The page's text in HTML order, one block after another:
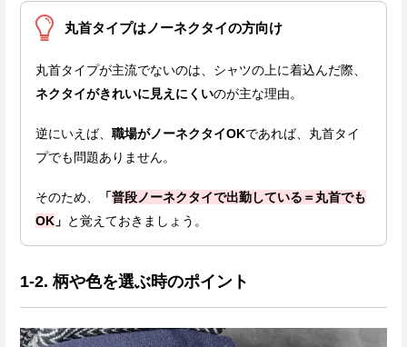
丸首タイプはノーネクタイの方向け
丸首タイプが主流でないのは、シャツの上に着込んだ際、
ネクタイがきれいに見えにくいのが主な理由。
逆にいえば、 職場がノーネクタイOKであれば、丸首タイ
プでも問題ありません。
そのため、 「普段ノーネクタイで出勤している＝丸首でも
OK 」 と覚えておきましょう。
1-2. 柄や色を選ぶ時のポイント